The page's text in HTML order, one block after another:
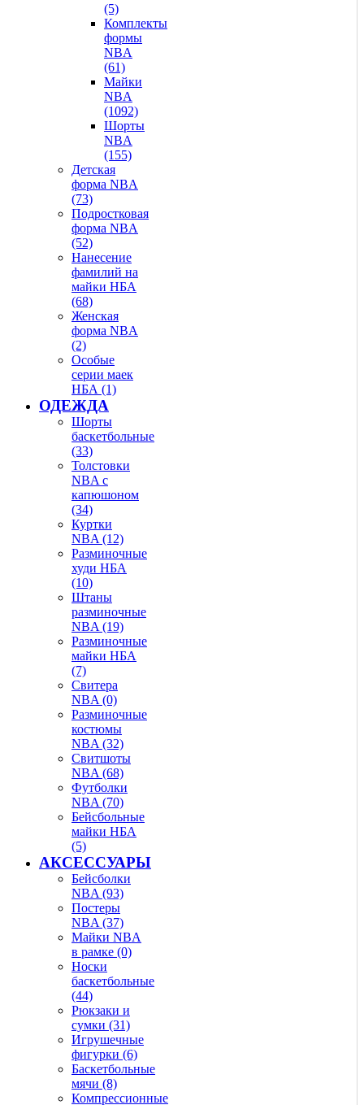
(5)
Комплекты
формы
NBA
(61)
Майки
NBA
(1092)
Шорты
NBA
(155)
Детская
форма NBA
(73)
Подростковая
форма NBA
(52)
Нанесение
фамилий на
майки НБА
(68)
Женская
форма NBA
(2)
Особые
серии маек
НБА (1)
ОДЕЖДА
Шорты
баскетбольные
(33)
Толстовки
NBA с
капюшоном
(34)
Куртки
NBA (12)
Разминочные
худи НБА
(10)
Штаны
разминочные
NBA (19)
Разминочные
майки НБА
(7)
Свитера
NBA (0)
Разминочные
костюмы
NBA (32)
Свитшоты
NBA (68)
Футболки
NBA (70)
Бейсбольные
майки НБА
(5)
АКСЕССУАРЫ
Бейсболки
NBA (93)
Постеры
NBA (37)
Майки NBA
в рамке (0)
Носки
баскетбольные
(44)
Рюкзаки и
сумки (31)
Игрушечные
фигурки (6)
Баскетбольные
мячи (8)
Компрессионные